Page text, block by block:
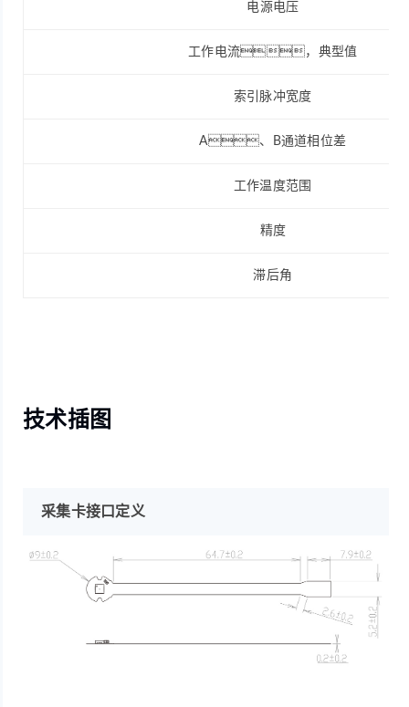
电源电压
工作电流，典型值
索引脉冲宽度
A、B通道相位差
工作温度范围
精度
滞后角
技术插图
采集卡接口定义